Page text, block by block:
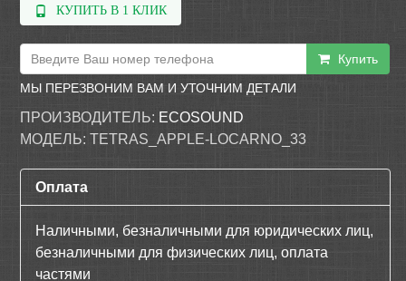
КУПИТЬ В 1 КЛИК
Купить
МЫ ПЕРЕЗВОНИМ ВАМ И УТОЧНИМ ДЕТАЛИ
ПРОИЗВОДИТЕЛЬ: ECOSOUND
МОДЕЛЬ: TETRAS_APPLE-LOCARNO_33
Оплата
Наличными, безналичными для юридических лиц,
безналичными для физических лиц, оплата
частями